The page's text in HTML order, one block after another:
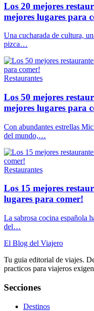
Los 20 mejores
mejores lugares para
Una cucharada de cultura,
pizca…
Restaurantes
Los 50 mejores
mejores lugares para
Con abundantes estrellas
del mundo,…
Restaurantes
Los 15 mejores
lugares para comer!
La sabrosa cocina española
del…
El Blog del Viajero
Tu guia editorial de viajes.
practicos para viajeros
Secciones
Destinos